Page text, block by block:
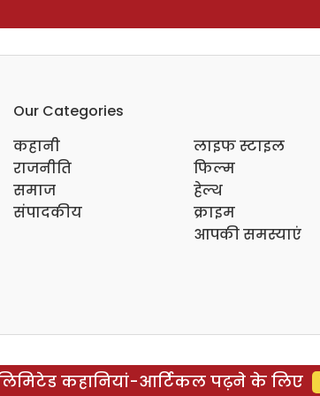
Our Categories
कहानी
राजनीति
समाज
संपादकीय
लाइफ स्टाइल
फिल्म
हेल्थ
क्राइम
आपकी समस्याएं
कहानियां-आर्टिकल पढ़ने के लिए